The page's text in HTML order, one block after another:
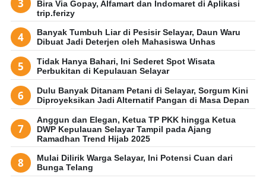
Bira Via Gopay, Alfamart dan Indomaret di Aplikasi
trip.ferizy
Banyak Tumbuh Liar di Pesisir Selayar, Daun Waru
Dibuat Jadi Deterjen oleh Mahasiswa Unhas
Tidak Hanya Bahari, Ini Sederet Spot Wisata
Perbukitan di Kepulauan Selayar
Dulu Banyak Ditanam Petani di Selayar, Sorgum Kini
Diproyeksikan Jadi Alternatif Pangan di Masa Depan
Anggun dan Elegan, Ketua TP PKK hingga Ketua
DWP Kepulauan Selayar Tampil pada Ajang
Ramadhan Trend Hijab 2025
Mulai Dilirik Warga Selayar, Ini Potensi Cuan dari
Bunga Telang